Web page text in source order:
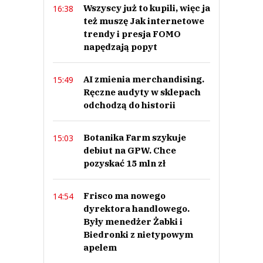
16:38
Wszyscy już to kupili, więc ja
też muszę Jak internetowe
trendy i presja FOMO
napędzają popyt
15:49
AI zmienia merchandising.
Ręczne audyty w sklepach
odchodzą do historii
15:03
Botanika Farm szykuje
debiut na GPW. Chce
pozyskać 15 mln zł
14:54
Frisco ma nowego
dyrektora handlowego.
Były menedżer Żabki i
Biedronki z nietypowym
apelem